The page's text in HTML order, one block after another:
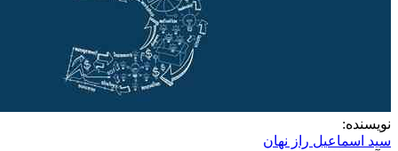
نویسنده:
سید اسماعیل راز نهان